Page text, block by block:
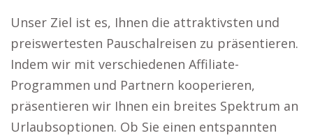
Unser Ziel ist es, Ihnen die attraktivsten und
preiswertesten Pauschalreisen zu präsentieren.
Indem wir mit verschiedenen Affiliate-
Programmen und Partnern kooperieren,
präsentieren wir Ihnen ein breites Spektrum an
Urlaubsoptionen. Ob Sie einen entspannten